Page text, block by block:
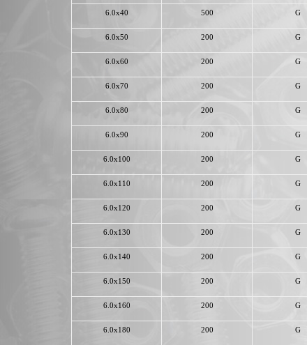
6.0x40 500 G
6.0x50 200 G
6.0x60 200 G
6.0x70 200 G
6.0x80 200 G
6.0x90 200 G
6.0x100 200 G
6.0x110 200 G
6.0x120 200 G
6.0x130 200 G
6.0x140 200 G
6.0x150 200 G
6.0x160 200 G
6.0x180 200 G